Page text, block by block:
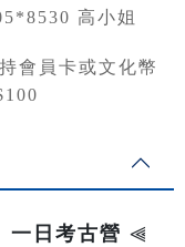
高小姐
會員卡或文化幣
一日考古營 ⫷